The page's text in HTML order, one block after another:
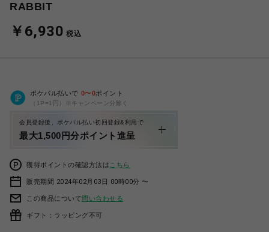
RABBIT
￥6,930 税込
ポケパル払いで 0〜0ポイント
（1P=1円）※キャンペーン分除く
会員登録後、ポケパル払い初回登録&利用で
最大1,500円分ポイント進呈
獲得ポイントの確認方法は こちら
販売期間 2024年02月03日 00時00分 〜
この商品について問い合わせる
ギフト：ラッピング不可